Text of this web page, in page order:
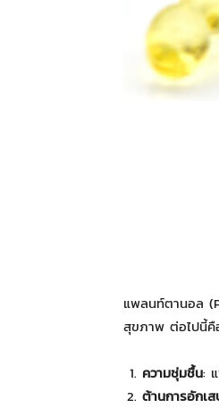
แพลนท์ตานอล
สุขภาพ ต่อไปนี้คื
ความชุ่มชื้น:
ต้านการอักเ